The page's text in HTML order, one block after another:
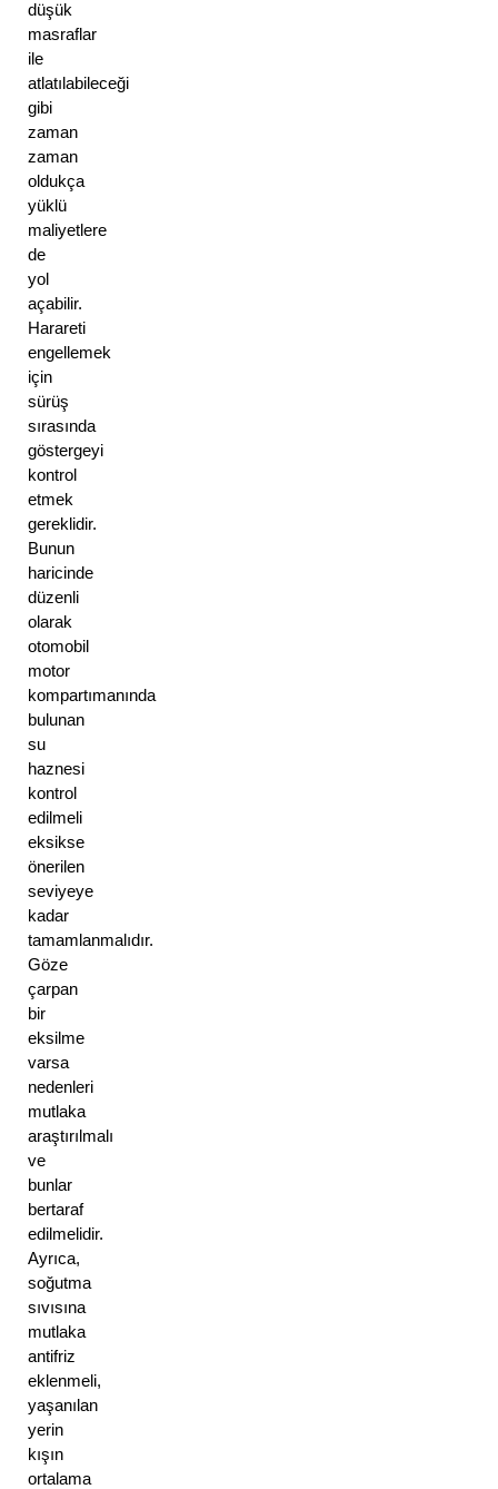
düşük
masraflar
ile
atlatılabileceği
gibi
zaman
zaman
oldukça
yüklü
maliyetlere
de
yol
açabilir.
Harareti
engellemek
için
sürüş
sırasında
göstergeyi
kontrol
etmek
gereklidir.
Bunun
haricinde
düzenli
olarak
otomobil
motor
kompartımanında
bulunan
su
haznesi
kontrol
edilmeli
eksikse
önerilen
seviyeye
kadar
tamamlanmalıdır.
Göze
çarpan
bir
eksilme
varsa
nedenleri
mutlaka
araştırılmalı
ve
bunlar
bertaraf
edilmelidir.
Ayrıca,
soğutma
sıvısına
mutlaka
antifriz
eklenmeli,
yaşanılan
yerin
kışın
ortalama